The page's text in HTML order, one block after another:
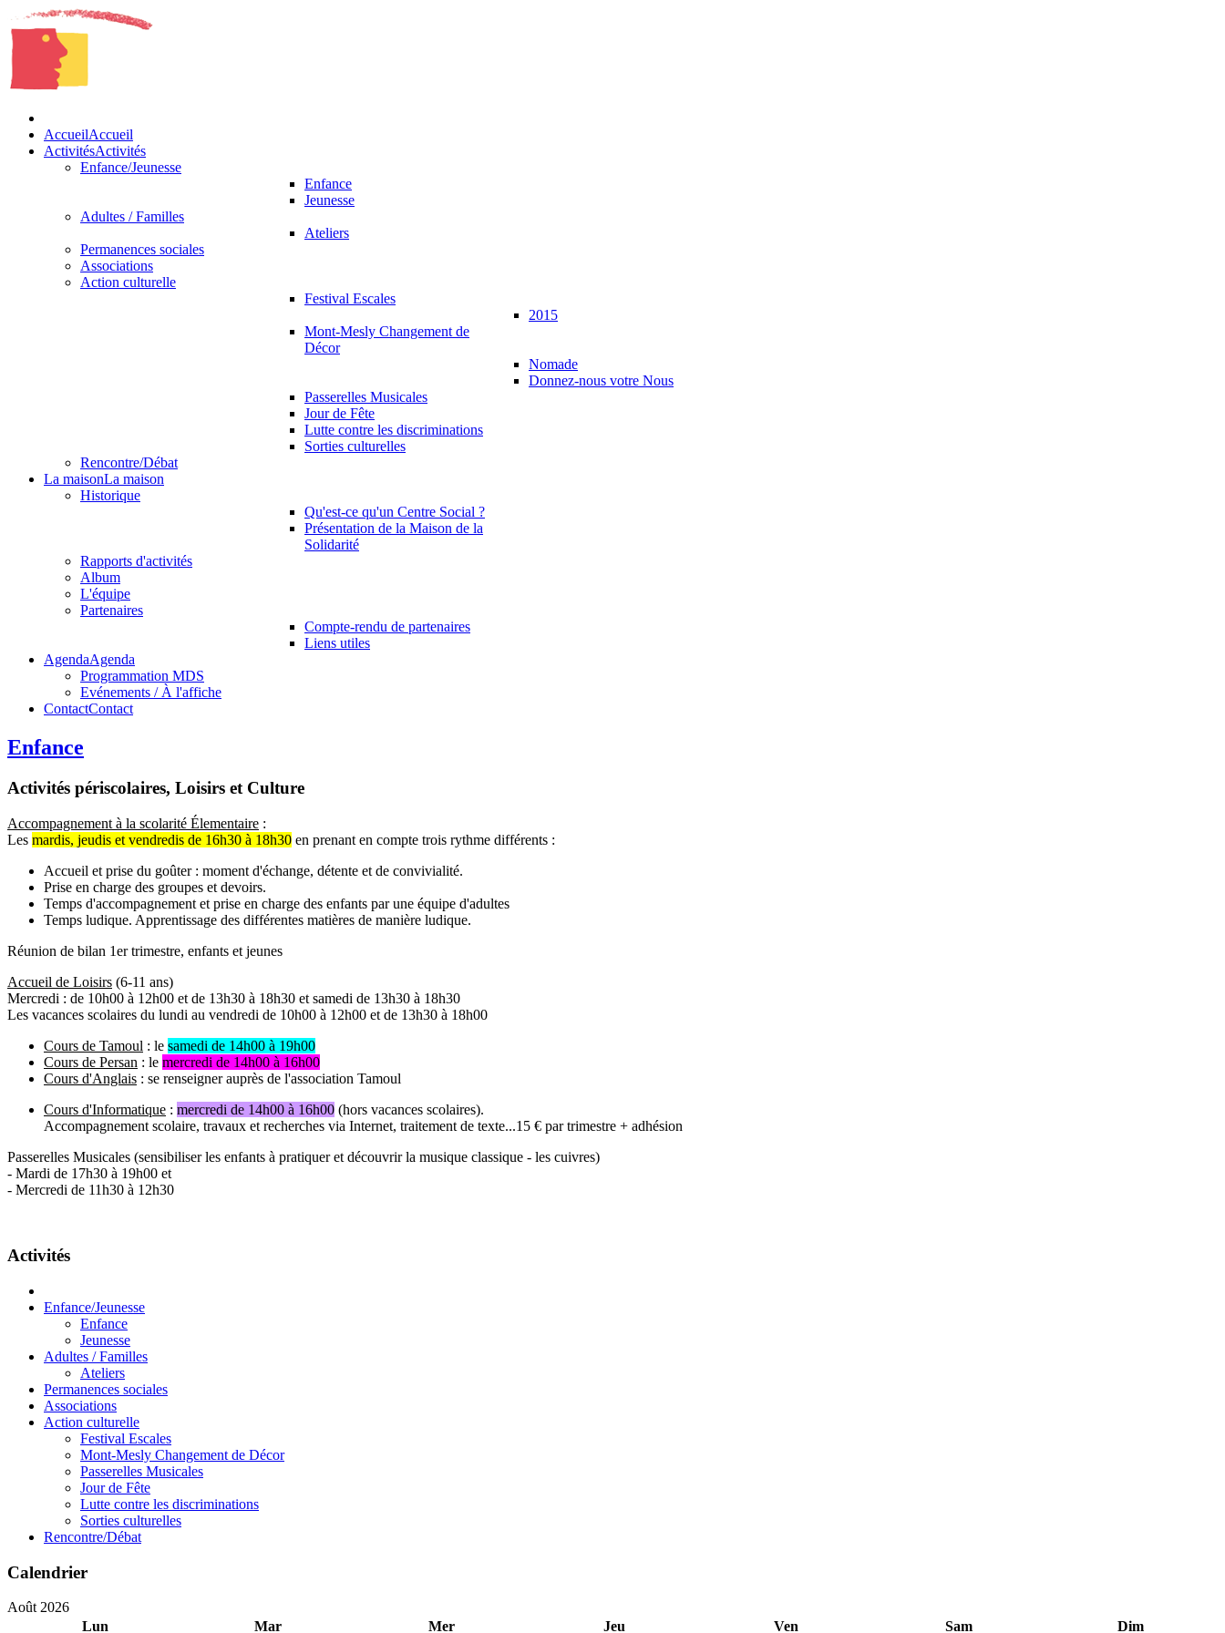
AccueilAccueil
ActivitésActivités
Enfance/Jeunesse
Enfance
Jeunesse
Adultes / Familles
Ateliers
Permanences sociales
Associations
Action culturelle
Festival Escales
2015
Mont-Mesly Changement de
Décor
Nomade
Donnez-nous votre Nous
Passerelles Musicales
Jour de Fête
Lutte contre les discriminations
Sorties culturelles
Rencontre/Débat
La maisonLa maison
Historique
Qu'est-ce qu'un Centre Social ?
Présentation de la Maison de la
Solidarité
Rapports d'activités
Album
L'équipe
Partenaires
Compte-rendu de partenaires
Liens utiles
AgendaAgenda
Programmation MDS
Evénements / À l'affiche
ContactContact
Enfance
Activités périscolaires, Loisirs et Culture
Accompagnement à la scolarité Élementaire :
Les mardis, jeudis et vendredis de 16h30 à 18h30 en prenant en compte trois rythme différents :
Accueil et prise du goûter : moment d'échange, détente et de convivialité.
Prise en charge des groupes et devoirs.
Temps d'accompagnement et prise en charge des enfants par une équipe d'adultes
Temps ludique. Apprentissage des différentes matières de manière ludique.
Réunion de bilan 1er trimestre, enfants et jeunes
Accueil de Loisirs (6-11 ans)
Mercredi : de 10h00 à 12h00 et de 13h30 à 18h30 et samedi de 13h30 à 18h30
Les vacances scolaires du lundi au vendredi de 10h00 à 12h00 et de 13h30 à 18h00
Cours de Tamoul : le samedi de 14h00 à 19h00
Cours de Persan : le mercredi de 14h00 à 16h00
Cours d'Anglais : se renseigner auprès de l'association Tamoul
Cours d'Informatique : mercredi de 14h00 à 16h00 (hors vacances scolaires).
Accompagnement scolaire, travaux et recherches via Internet, traitement de texte...15 € par trimestre + adhésion
Passerelles Musicales (sensibiliser les enfants à pratiquer et découvrir la musique classique - les cuivres)
- Mardi de 17h30 à 19h00 et
- Mercredi de 11h30 à 12h30
Activités
Enfance/Jeunesse
Enfance
Jeunesse
Adultes / Familles
Ateliers
Permanences sociales
Associations
Action culturelle
Festival Escales
Mont-Mesly Changement de Décor
Passerelles Musicales
Jour de Fête
Lutte contre les discriminations
Sorties culturelles
Rencontre/Débat
Calendrier
Août 2026
Lun
Mar Mer Jeu Ven Sam Dim